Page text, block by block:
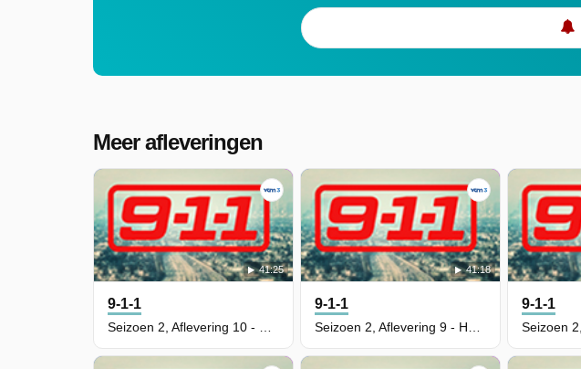
Meer afleveringen
41:25
9-1-1
41:18
9-1-1 9-1-1